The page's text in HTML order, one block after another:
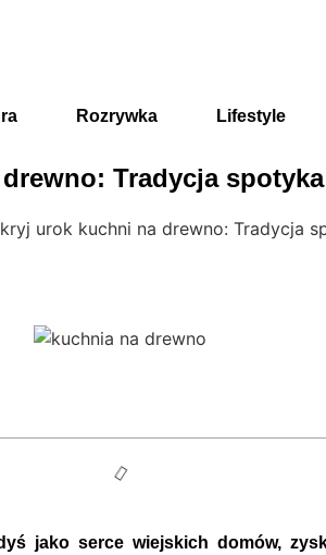
Rozrywka Lifestyle
Tradycja
urok kuchni na drewno: Tradycja
jako serce wiejskich domów,